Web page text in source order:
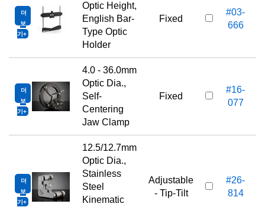
더
보
기
Optic Height,
English Bar-
Type Optic
Holder
Fixed
#03-
666
더
보
기
4.0 - 36.0mm
Optic Dia.,
Self-
Centering
Jaw Clamp
Fixed
#16-
077
더
보
기
12.5/12.7mm
Optic Dia.,
Stainless
Steel
Kinematic
Adjustable
- Tip-Tilt
#26-
814